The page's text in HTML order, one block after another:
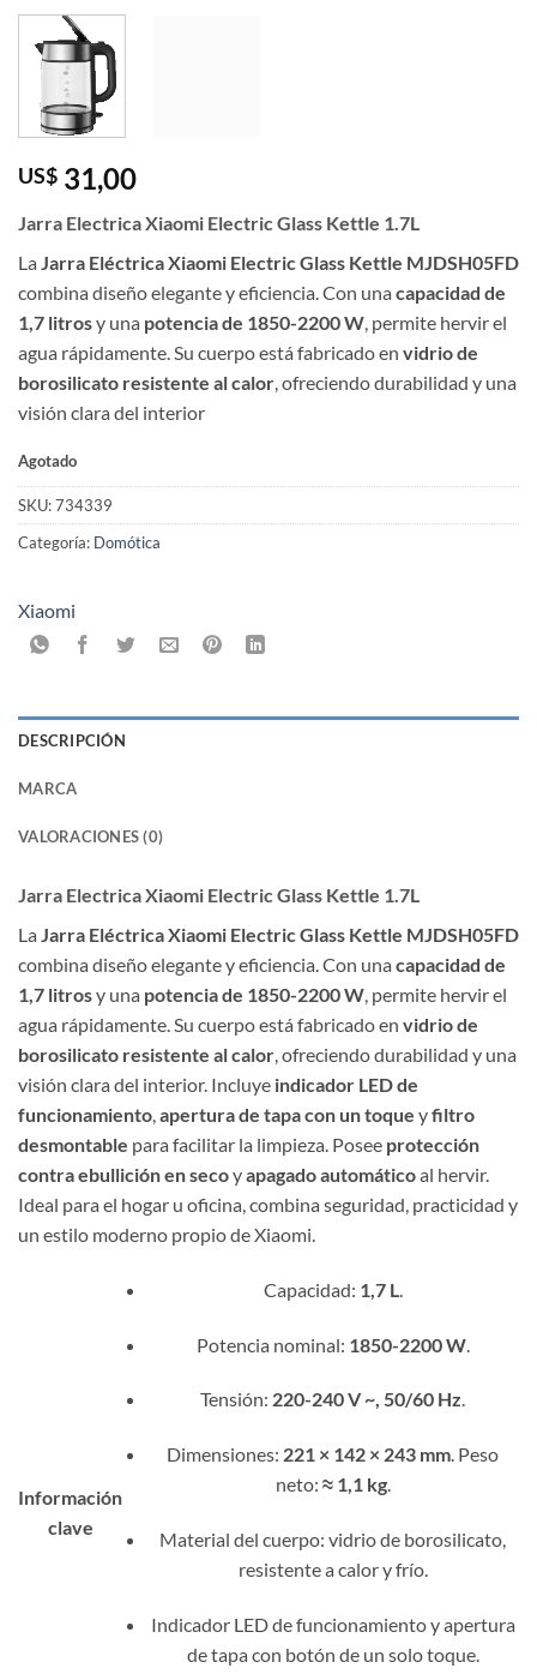
US$ 31,00
Jarra Electrica Xiaomi Electric Glass Kettle 1.7L
La Jarra Eléctrica Xiaomi Electric Glass Kettle MJDSH05FD
combina diseño elegante y eficiencia. Con una capacidad de
1,7 litrosy una potencia de 1850-2200 W , permite hervir el
agua rápidamente. Su cuerpo está fabricado en vidrio de
borosilicato resistente al calor , ofreciendo durabilidad y una
visión clara del interior
Agotado
SKU:734339
Categoría: Domótica
Xiaomi
DESCRIPCIÓN
MARCA
VALORACIONES (0)
Jarra Electrica Xiaomi Electric Glass Kettle 1.7L
La Jarra Eléctrica Xiaomi Electric Glass Kettle MJDSH05FD
combina diseño elegante y eficiencia. Con una capacidad de
1,7 litrosy una potencia de 1850-2200 W, permite hervir el
agua rápidamente. Su cuerpo está fabricado en vidrio de
borosilicato resistente al calor, ofreciendo durabilidad y una
visión clara del interior. Incluye indicador LED de
funcionamiento,apertura de tapa con un toque yfiltro
desmontable para facilitar la limpieza. Posee protección
contra ebullición en secoyapagado automáticoal hervir.
Ideal para el hogar u oficina, combina seguridad, practicidad y
un estilo moderno propio de Xiaomi.
Información
clave
Capacidad: 1,7 L.
Potencia nominal: 1850-2200 W.
Tensión: 220-240 V ~, 50/60 Hz.
Dimensiones: 221 × 142 × 243 mm. Peso
neto: ≈ 1,1 kg.
Material del cuerpo: vidrio de borosilicato,
resistente a calor y frío.
Indicador LED de funcionamiento y apertura
de tapa con botón de un solo toque.